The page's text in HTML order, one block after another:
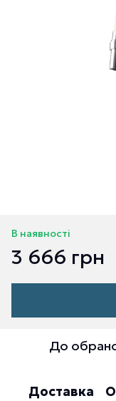
В наявності
3 666 грн
До
Доставка